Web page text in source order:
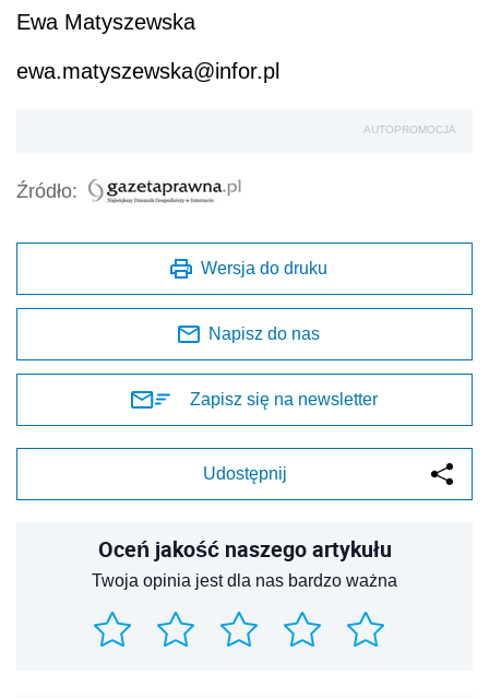
Ewa Matyszewska
ewa.matyszewska@infor.pl
AUTOPROMOCJA
Źródło:
Wersja do druku
Napisz do nas
Zapisz się na newsletter
Udostępnij
Oceń jakość naszego artykułu
Twoja opinia jest dla nas bardzo ważna